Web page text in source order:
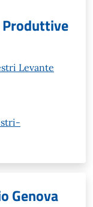
Levante
Genova